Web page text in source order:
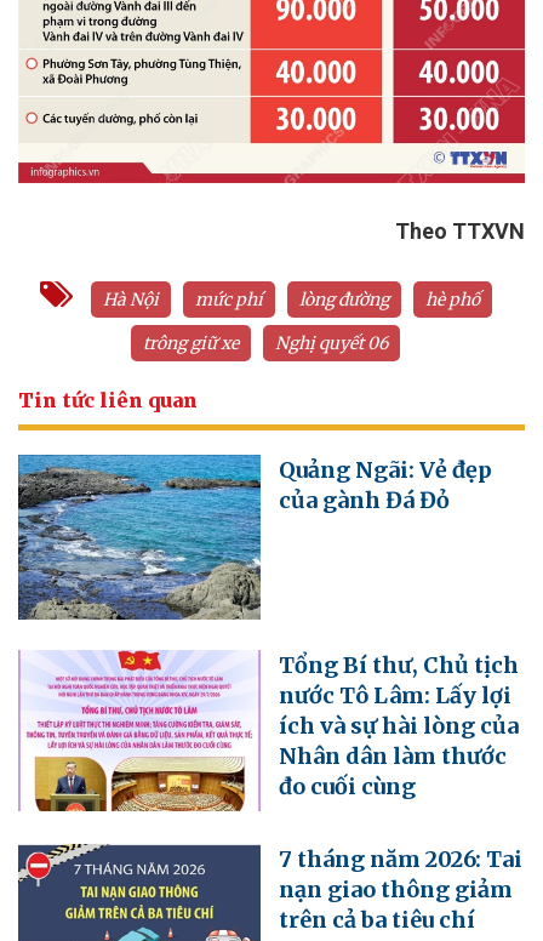
Theo TTXVN
Hà Nội mức phí lòng đường
hè phố
trông giữ xe
Nghị quyết 06
Tin tức liên quan
Quảng Ngãi: Vẻ đẹp
của gành Đá Đỏ
Tổng Bí thư, Chủ tịch
nước Tô Lâm: Lấy lợi
ích và sự hài lòng của
Nhân dân làm thước
đo cuối cùng
7 tháng năm 2026: Tai
nạn giao thông giảm
trên cả ba tiêu chí